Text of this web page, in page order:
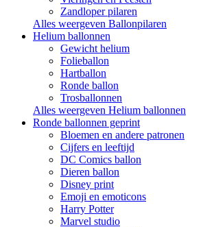
Zandloper pilaren
Alles weergeven Ballonpilaren
Helium ballonnen
Gewicht helium
Folieballon
Hartballon
Ronde ballon
Trosballonnen
Alles weergeven Helium ballonnen
Ronde ballonnen geprint
Bloemen en andere patronen
Cijfers en leeftijd
DC Comics ballon
Dieren ballon
Disney print
Emoji en emoticons
Harry Potter
Marvel studio